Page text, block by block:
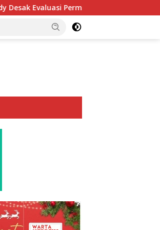
Nomor 28/2022: Biar Keselamatan